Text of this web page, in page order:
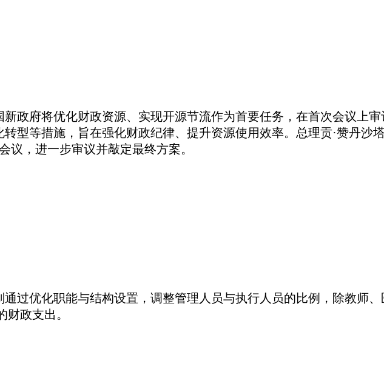
政府将优化财政资源、实现开源节流作为首要任务，在首次会议上审
型等措施，旨在强化财政纪律、提升资源使用效率。总理贡·赞丹沙
议，进一步审议并敲定最终方案。
过优化职能与结构设置，调整管理人员与执行人员的比例，除教师
财政支出。